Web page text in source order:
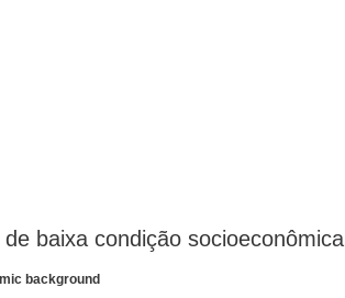
baixa condição socioeconômica
background